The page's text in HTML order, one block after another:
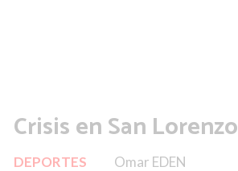
Crisis en San Lorenzo
DEPORTES Omar EDEN